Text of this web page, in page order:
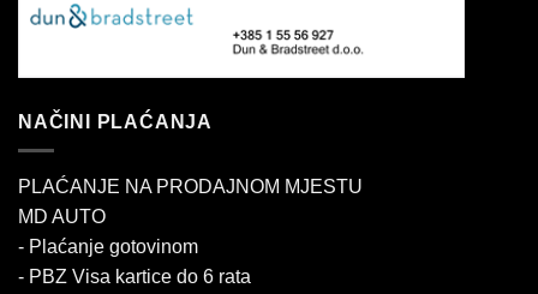
NAČINI PLAĆANJA
PLAĆANJE NA PRODAJNOM MJESTU
MD AUTO
- Plaćanje gotovinom
- PBZ Visa kartice do 6 rata